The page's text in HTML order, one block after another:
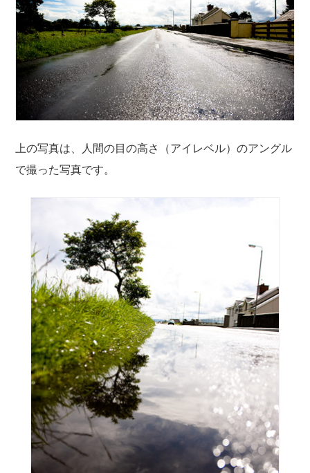
上の写真は、人間の目の高さ（アイレベル）のアングル
で撮った写真です。